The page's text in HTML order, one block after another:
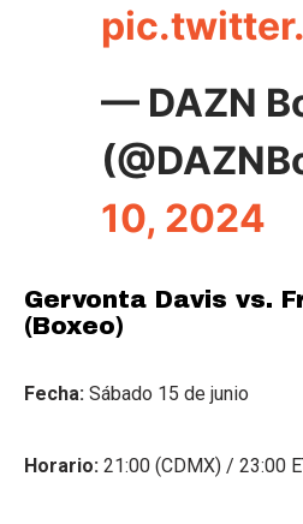
— DAZN
10, 2024
Gervonta Davis vs.
(Boxeo)
Fecha: Sábado 15 de junio
Horario: 21:00 (CDMX) / 23:00